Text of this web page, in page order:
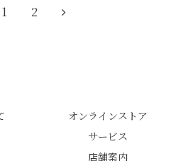
1 2
次
オンラインストア
サービス
店舗案内